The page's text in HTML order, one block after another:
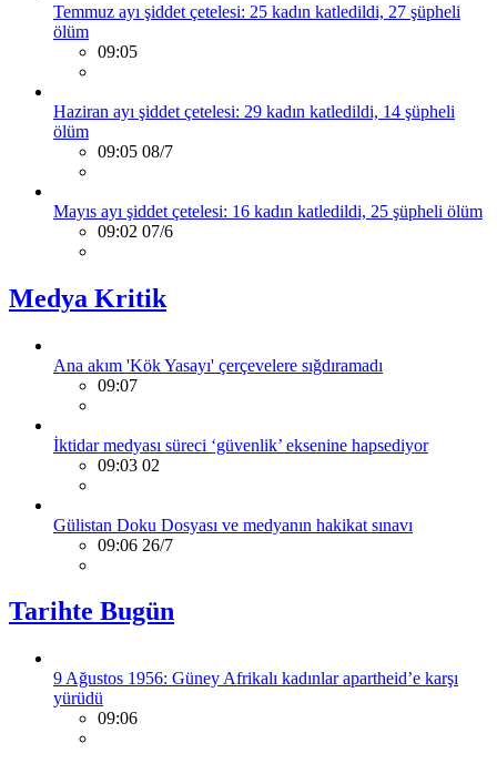
Temmuz ayı şiddet çetelesi: 25 kadın katledildi, 27 şüpheli
ölüm
09:05
Haziran ayı şiddet çetelesi: 29 kadın katledildi, 14 şüpheli
ölüm
09:05 08/7
Mayıs ayı şiddet çetelesi: 16 kadın katledildi, 25 şüpheli ölüm
09:02 07/6
Medya Kritik
Ana akım 'Kök Yasayı' çerçevelere sığdıramadı
09:07
İktidar medyası süreci ‘güvenlik’ eksenine hapsediyor
09:03 02
Gülistan Doku Dosyası ve medyanın hakikat sınavı
09:06 26/7
Tarihte Bugün
9 Ağustos 1956: Güney Afrikalı kadınlar apartheid’e karşı
yürüdü
09:06